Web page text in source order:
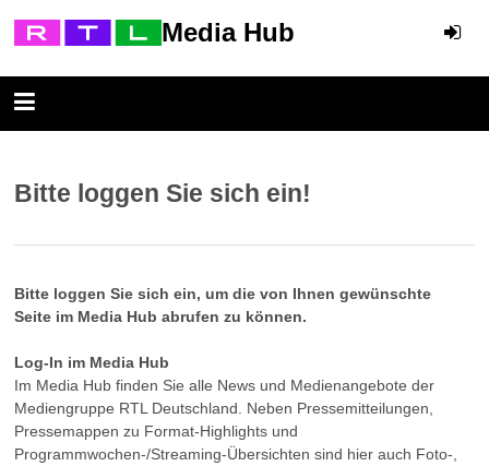
Media Hub
Bitte loggen Sie sich ein!
Bitte loggen Sie sich ein, um die von Ihnen gewünschte
Seite im Media Hub abrufen zu können.
Log-In im Media Hub
Im Media Hub finden Sie alle News und Medienangebote der
Mediengruppe RTL Deutschland. Neben Pressemitteilungen,
Pressemappen zu Format-Highlights und
Programmwochen-/Streaming-Übersichten sind hier auch Foto-,